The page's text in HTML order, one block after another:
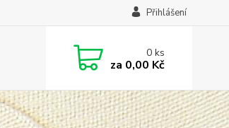
Přihlášení
0ks
za 0,00 Kč